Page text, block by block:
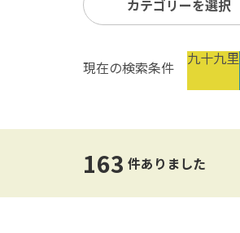
カテゴリーを選択
レジャースポット
未選択
現在の検索条件 九十九里
163 件ありました